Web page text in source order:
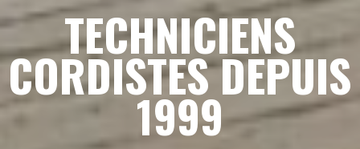
TECHNICIENS
CORDISTES DEPUIS
1999